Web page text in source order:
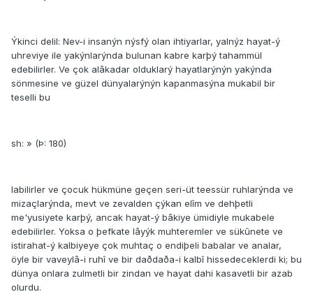
Ýkinci delil: Nev-i insanýn nýsfý olan ihtiyarlar, yalnýz hayat-ý
uhreviye ile yakýnlarýnda bulunan kabre karþý tahammül
edebilirler. Ve çok alâkadar olduklarý hayatlarýnýn yakýnda
sönmesine ve güzel dünyalarýnýn kapanmasýna mukabil bir
teselli bu
sh: » (Þ: 180)
labilirler ve çocuk hükmüne geçen seri-üt teessür ruhlarýnda ve
mizaçlarýnda, mevt ve zevalden çýkan elîm ve dehþetli
me'yusiyete karþý, ancak hayat-ý bâkiye ümidiyle mukabele
edebilirler. Yoksa o þefkate lâyýk muhteremler ve sükûnete ve
istirahat-ý kalbiyeye çok muhtaç o endiþeli babalar ve analar,
öyle bir vaveylâ-i ruhî ve bir daðdaða-i kalbî hissedeceklerdi ki; bu
dünya onlara zulmetli bir zindan ve hayat dahi kasavetli bir azab
olurdu.